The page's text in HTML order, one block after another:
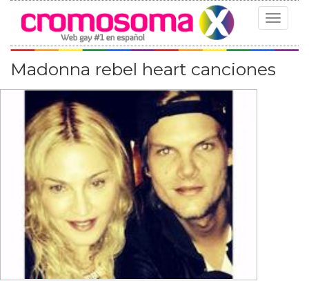
Toggle
Madonna rebel heart canciones